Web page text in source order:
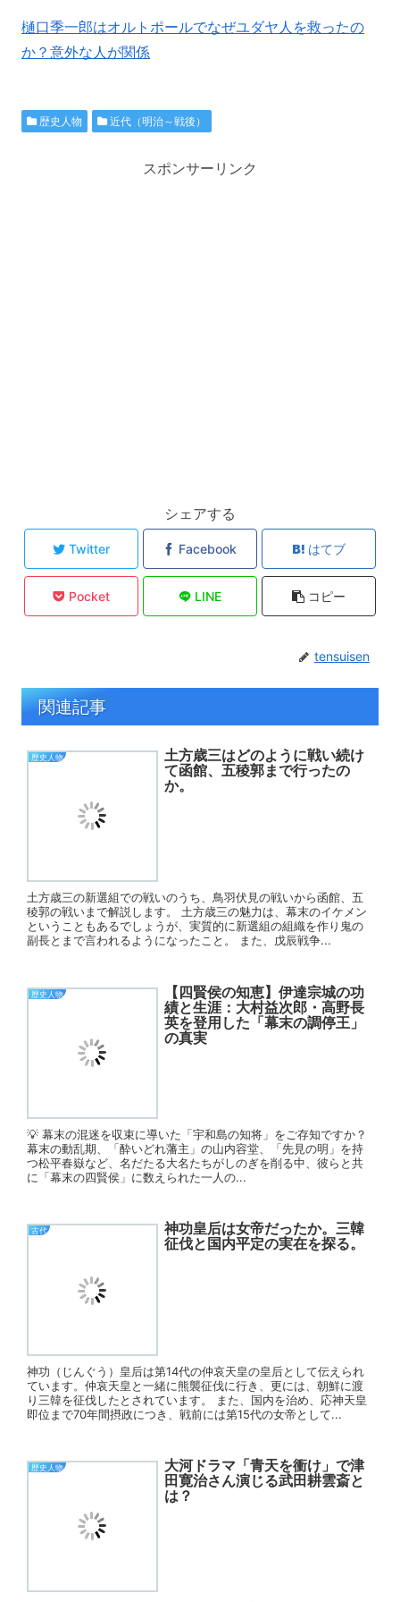
樋口季一郎はオルトポールでなぜユダヤ人を救ったの
か？意外な人が関係
歴史人物 近代（明治～戦後）
スポンサーリンク
シェアする
Twitter Facebook はてブ
Pocket LINE コピー
tensuisen
関連記事
歴史人物
土方歳三はどのように戦い続け
て函館、五稜郭まで行ったの
か。
土方歳三の新選組での戦いのうち、鳥羽伏見の戦いから函館、五
稜郭の戦いまで解説します。 土方歳三の魅力は、幕末のイケメン
ということもあるでしょうが、実質的に新選組の組織を作り鬼の
副長とまで言われるようになったこと。 また、戊辰戦争...
歴史人物
【四賢侯の知恵】伊達宗城の功
績と生涯：大村益次郎・高野長
英を登用した「幕末の調停王」
の真実
💡 幕末の混迷を収束に導いた「宇和島の知将」をご存知ですか？
幕末の動乱期、「酔いどれ藩主」の山内容堂、「先見の明」を持
つ松平春嶽など、名だたる大名たちがしのぎを削る中、彼らと共
に「幕末の四賢侯」に数えられた一人の...
古代
神功皇后は女帝だったか。三韓
征伐と国内平定の実在を探る。
神功（じんぐう）皇后は第14代の仲哀天皇の皇后として伝えられ
ています。仲哀天皇と一緒に熊襲征伐に行き、更には、朝鮮に渡
り三韓を征伐したとされています。 また、国内を治め、応神天皇
即位まで70年間摂政につき、戦前には第15代の女帝として...
歴史人物
大河ドラマ「青天を衝け」で津
田寛治さん演じる武田耕雲斎と
は？